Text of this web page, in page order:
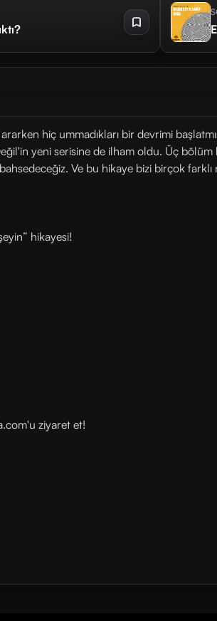
hiç ummadıkları bir devrimi
yeni serisine de ilham oldu. Üç
Ve bu hikaye bizi birçok
hikayesi!
ziyaret et!